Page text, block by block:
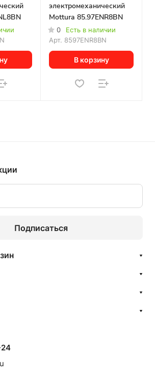
электромеханический
Mottura 85.97ENR8BN
0
Есть в наличии
Арт. 8597ENR8BN
В корзину
Подписаться